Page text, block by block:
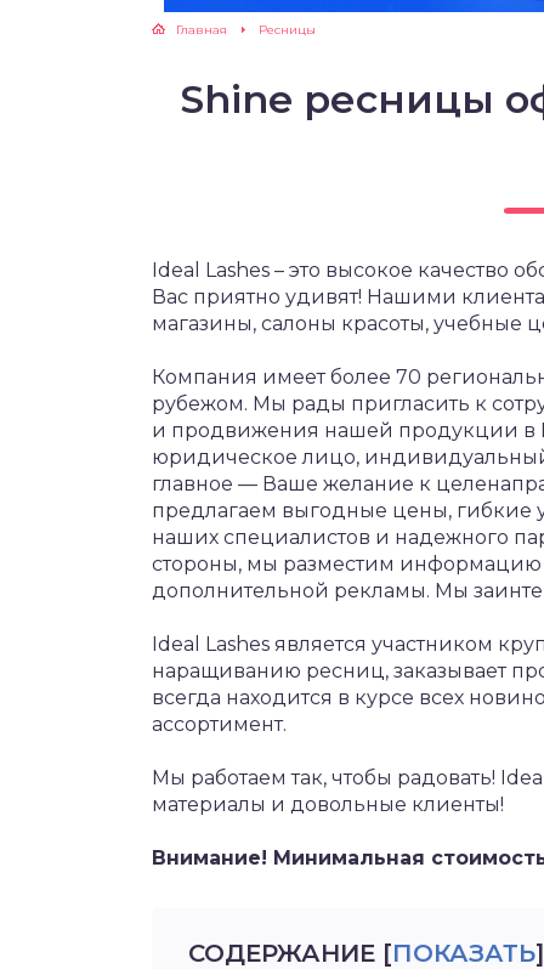
Главная Ресницы
Shine ресницы
Ideal Lashes – это высокое качество
Вас приятно удивят! Нашими
магазины, салоны красоты, учебные
Компания имеет более 70
рубежом. Мы рады пригласить к
и продвижения нашей продукции в
юридическое лицо,
главное — Ваше желание к
предлагаем выгодные цены, гибкие
наших специалистов и надежного
стороны, мы разместим информацию
дополнительной рекламы. Мы
Ideal Lashes является участником
наращиванию ресниц, заказывает
всегда находится в курсе всех
ассортимент.
Мы работаем так, чтобы радовать!
материалы и довольные клиенты!
Внимание! Минимальная
СОДЕРЖАНИЕ [ПОКАЗАТЬ]